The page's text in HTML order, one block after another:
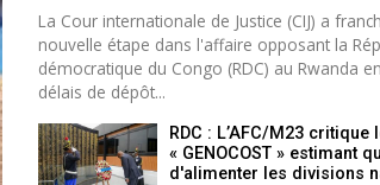
La Cour internationale de Justice (CIJ) a
nouvelle étape dans l'affaire opposant la
démocratique du Congo (RDC) au Rwanda
délais de dépôt...
RDC : L’AFC/M23 critique
« GENOCOST » estimant
d'alimenter les divisions